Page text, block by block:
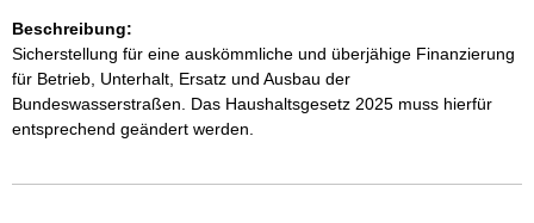
Beschreibung:
Sicherstellung für eine auskömmliche und überjähige Finanzierung
für Betrieb, Unterhalt, Ersatz und Ausbau der
Bundeswasserstraßen. Das Haushaltsgesetz 2025 muss hierfür
entsprechend geändert werden.